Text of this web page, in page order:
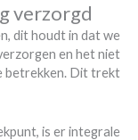
verzorgd
dit houdt in dat we
en het niet
betrekken. Dit trekt
is er integrale